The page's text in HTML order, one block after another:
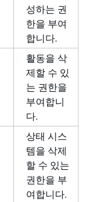
성하는 권
한을 부여
합니다.
활동을 삭
제할 수 있
는 권한을
부여합니
다.
상태 시스
템을 삭제
할 수 있는
권한을 부
여합니다.